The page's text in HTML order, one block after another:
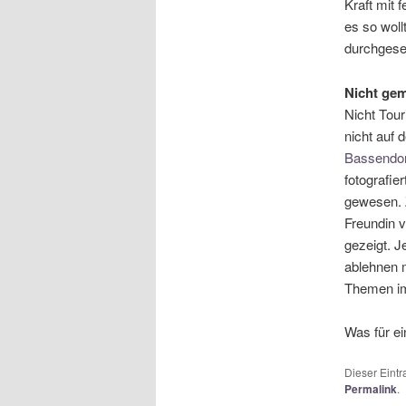
Kraft mit
es so
Nicht
Nicht
nicht auf
gewesen.
Freundin
gezeigt.
ablehnen
Themen
Was für
Dieser
Permalink.